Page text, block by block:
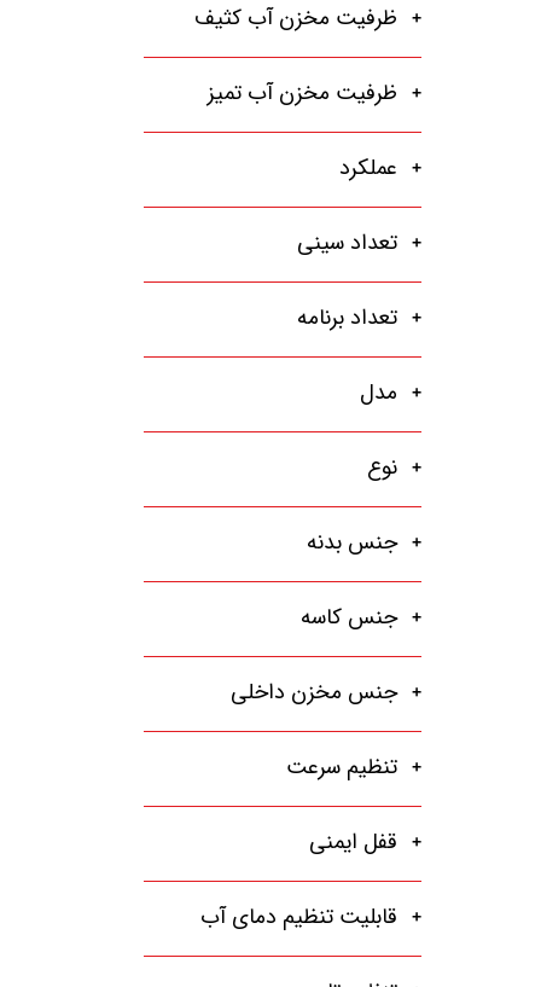
ظرفیت مخزن آب کثیف
ظرفیت مخزن آب تمیز
عملکرد
تعداد سینی
تعداد برنامه
مدل
نوع
جنس بدنه
جنس کاسه
جنس مخزن داخلی
تنظیم سرعت
قفل ایمنی
قابلیت تنظیم دمای آب